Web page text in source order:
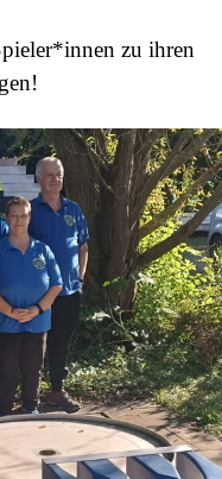
zu ihren